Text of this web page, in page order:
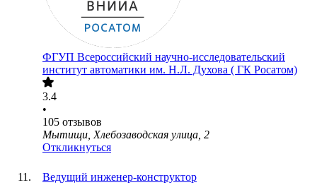
ФГУП Всероссийский научно-исследовательский
институт автоматики им. Н.Л. Духова ( ГК Росатом)
3.4
•
105 отзывов
Мытищи, Хлебозаводская улица, 2
Откликнуться
Ведущий инженер-конструктор